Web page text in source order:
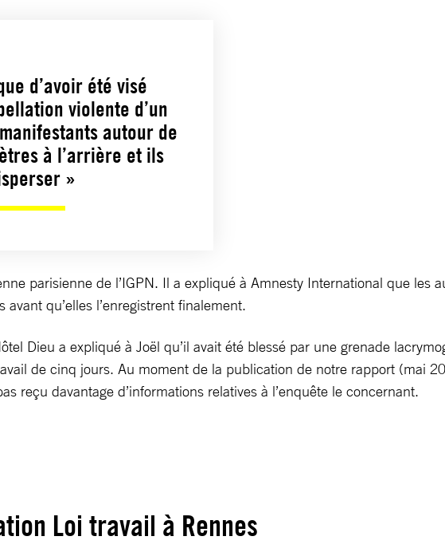
d’avoir été visé
violente d’un
autour de
à l’arrière et ils
»
parisienne de l’IGPN. Il a expliqué à Amnesty International que les
qu’elles l’enregistrent finalement.
Dieu a expliqué à Joël qu’il avait été blessé par une grenade
de cinq jours. Au moment de la publication de notre rapport (mai
reçu davantage d’informations relatives à l’enquête le concernant.
Loi travail à Rennes